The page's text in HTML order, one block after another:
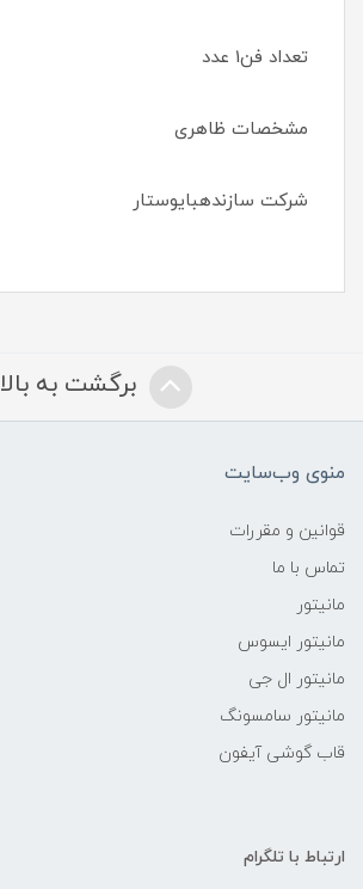
تعداد فن1 عدد
مشخصات ظاهری
شرکت سازندهبایوستار
برگشت به بالا
منوی وب‌سایت
قوانین و مقررات
تماس با ما
مانیتور
مانیتور ایسوس
مانیتور ال جی
مانیتور سامسونگ
قاب گوشی آیفون
ارتباط با تلگرام